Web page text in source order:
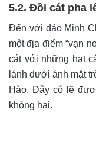
5.2. Đồi cát pha
Đến với đảo Minh
một địa điểm “vạn
cát với những hạt
lánh dưới ánh mặt
Hào. Đây có lẽ
không hai.